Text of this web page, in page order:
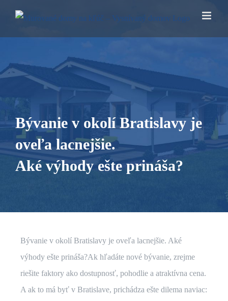
content
Bývanie v okolí Bratislavy je
oveľa lacnejšie.
Aké výhody ešte prináša?
Bývanie v okolí Bratislavy je oveľa lacnejšie. Aké
výhody ešte prináša?Ak hľadáte nové bývanie, zrejme
riešite faktory ako dostupnosť, pohodlie a atraktívna cena.
A ak to má byť v Bratislave, prichádza ešte dilema naviac: